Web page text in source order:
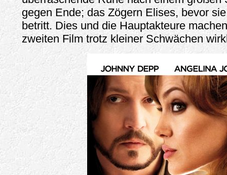
gegen Ende; das Zögern Elises, bevor
betritt. Dies und die Hauptakteure
zweiten Film trotz kleiner Schwächen